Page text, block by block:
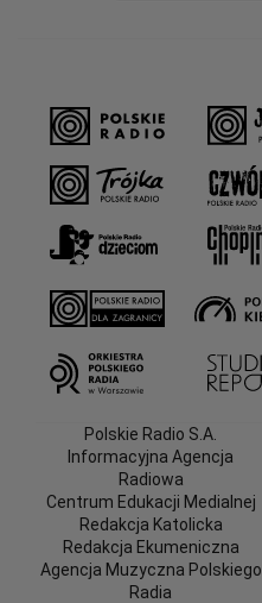
Polskie Radio S.A.
Informacyjna Agencja
Radiowa
Centrum Edukacji Medialnej
Redakcja Katolicka
Redakcja Ekumeniczna
Agencja Muzyczna Polskiego
Radia